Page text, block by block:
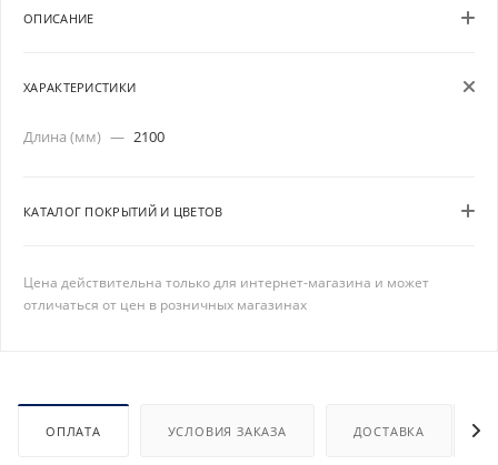
ОПИСАНИЕ
ХАРАКТЕРИСТИКИ
Длина (мм) — 2100
КАТАЛОГ ПОКРЫТИЙ И ЦВЕТОВ
Цена действительна только для интернет-магазина и может
отличаться от цен в розничных магазинах
ОПЛАТА УСЛОВИЯ ЗАКАЗА ДОСТАВКА